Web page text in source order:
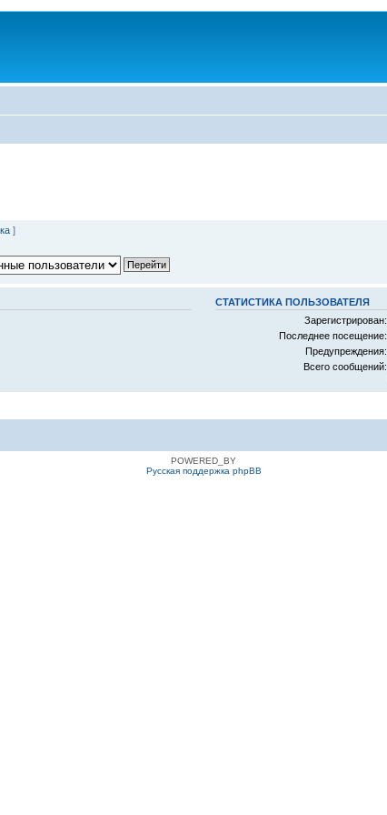
]
СТАТИСТИКА ПОЛЬЗОВАТЕЛЯ
Зарегистрирован:
Последнее посещение:
Предупреждения:
Всего сообщений:
POWERED_BY
Русская поддержка phpBB